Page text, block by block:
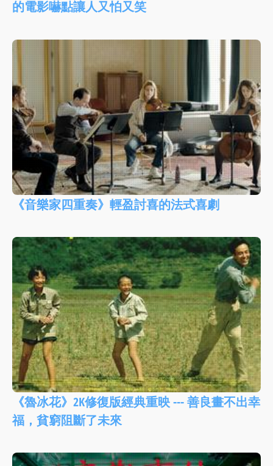
的電影嚇點讓人又怕又笑
《音樂家四重奏》輕盈討喜的法式喜劇
《魯冰花》2K修復版經典重映 --- 善良畫不出幸
福，貧窮阻斷了未來